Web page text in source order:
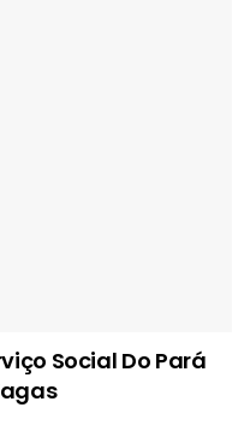
Social Do Pará